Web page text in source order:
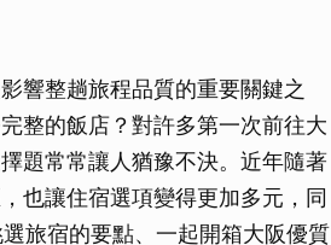
響整趟旅程品質的重要關鍵之
整的飯店？對許多第一次前往大
題常常讓人猶豫不決。近年隨著
也讓住宿選項變得更加多元，同
旅宿的要點、一起開箱大阪優質